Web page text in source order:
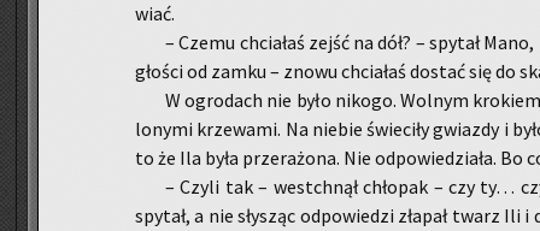
wiać.
– Czemu chcia­łaś zejść na dół? – spy­tał
gło­ści od zamku – znowu chcia­łaś do­stać się do
W ogro­dach nie było ni­ko­go. Wol­nym
lo­ny­mi krze­wa­mi. Na nie­bie świe­ci­ły gwiaz­dy i
to że Ila była prze­ra­żo­na. Nie od­po­wie­dzia­ła. Bo
– Czyli tak – wes­tchnął chło­pak – czy ty…
spy­tał, a nie sły­sząc od­po­wie­dzi zła­pał twarz